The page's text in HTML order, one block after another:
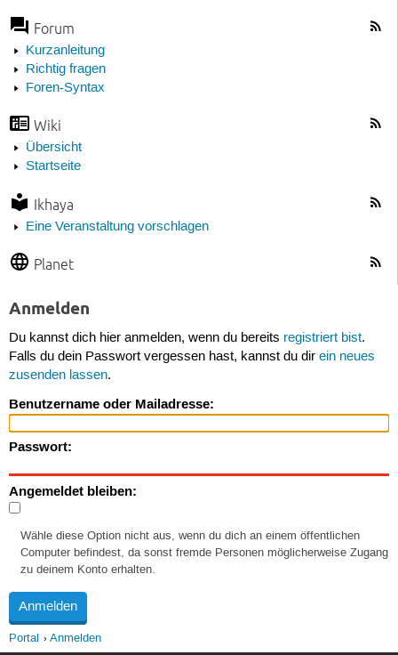
Forum
Kurzanleitung
Richtig fragen
Foren-Syntax
Wiki
Übersicht
Startseite
Ikhaya
Eine Veranstaltung vorschlagen
Planet
Anmelden
Du kannst dich hier anmelden, wenn du bereits registriert bist.
Falls du dein Passwort vergessen hast, kannst du dir ein neues
zusenden lassen.
Benutzername oder Mailadresse:
Passwort:
Angemeldet bleiben:
Wähle diese Option nicht aus, wenn du dich an einem öffentlichen
Computer befindest, da sonst fremde Personen möglicherweise Zugang
zu deinem Konto erhalten.
Portal Anmelden